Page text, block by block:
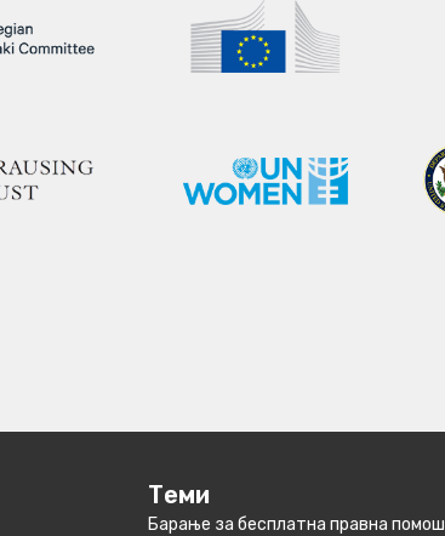
Теми
Барање за бесплатна правна помош